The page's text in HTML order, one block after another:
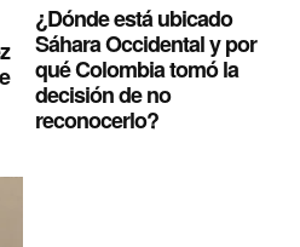
¿Dónde está ubicado
Sáhara Occidental y por
qué Colombia tomó la
decisión de no
reconocerlo?